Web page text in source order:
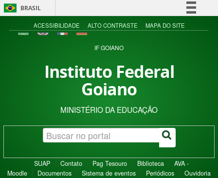
BRASIL
Simplifique!
Acesso à informação
ACESSIBILIDADE ALTO CONTRASTE MAPA DO SITE
IF GOIANO
Instituto Federal
Goiano
MINISTÉRIO DA EDUCAÇÃO
SUAP Contato Pag Tesouro Biblioteca
AVA -
Moodle
Documentos Sistema de eventos Periódicos Ouvidoria